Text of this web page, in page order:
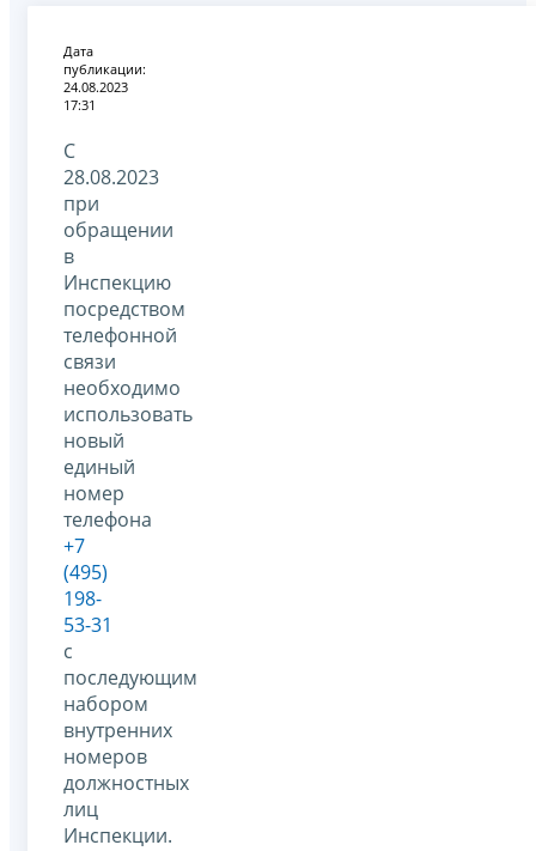
Дата
публикации:
24.08.2023
17:31
С
28.08.2023
при
обращении
в
Инспекцию
посредством
телефонной
связи
необходимо
использовать
новый
единый
номер
телефона
+7
(495)
198-
53-31
с
последующим
набором
внутренних
номеров
должностных
лиц
Инспекции.